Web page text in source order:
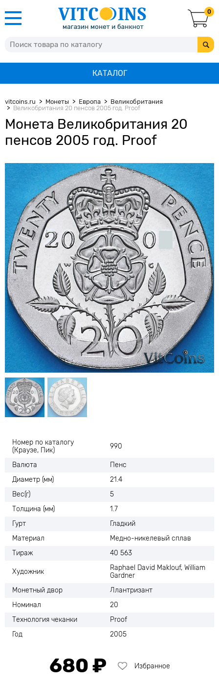
0
КАТАЛОГ
vitcoins.ru Монеты Европа
Великобритания
Великобритания 20 пенсов 2005 год. Proof
Монета Великобритания 20
пенсов 2005 год. Proof
Номер по каталогу
(Краузе, Пик)
990
Валюта
Пенс
Диаметр (мм)
21.4
Вес(г)
5
Толщина (мм)
1.7
Гурт
Гладкий
Материал
Медно-никелевый сплав
Тираж
40 563
Художник
Raphael David Maklouf, William
Gardner
Монетный двор
Ллантризант
Номинал
20
Технология чеканки
Proof
Год
2005
680 ₽ Избранное